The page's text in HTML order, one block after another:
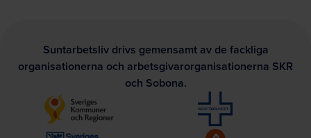
Suntarbetsliv drivs gemensamt av de fackliga
organisationerna och arbetsgivarorganisationerna SKR
och Sobona.